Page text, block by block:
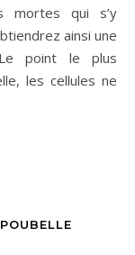
mortes qui s’y
ainsi une
point le plus
les cellules ne